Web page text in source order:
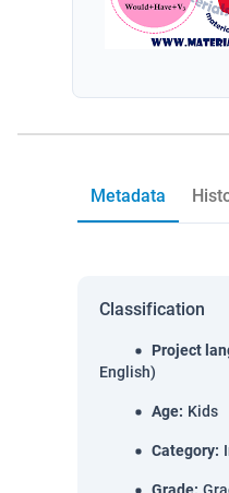
Metadata
Classification
Project
English)
Age: Kids
Category: